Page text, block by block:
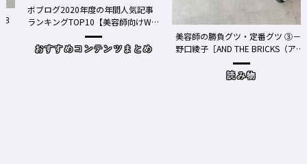
ボブログ2020年度の年間人気記事
ランキングTOP10【美容師向けWe
おすすめコンテンツまとめ
美容師の勝負グツ・定番グツ ③－
野口綾子［AND THE BRICKS（アン
ドザブリックス）／神奈川県鎌倉
読み物